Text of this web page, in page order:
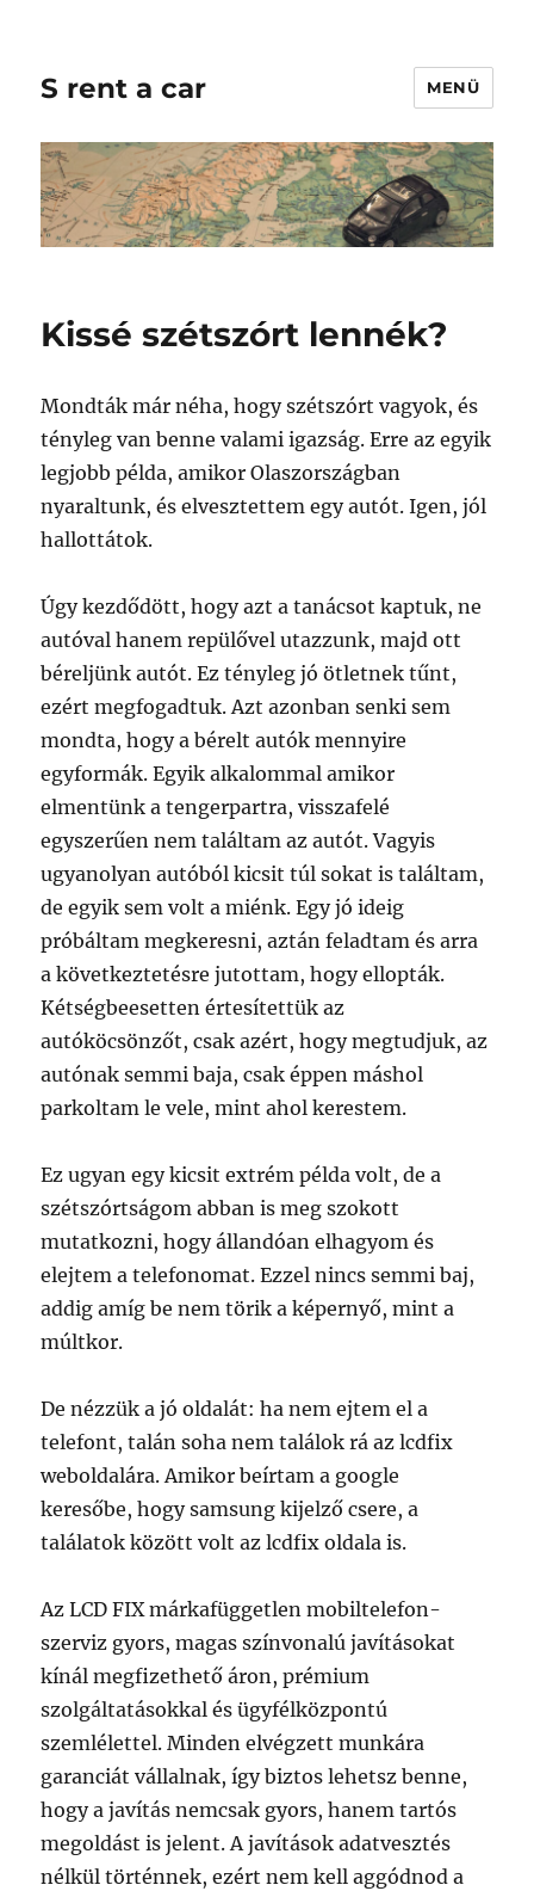
S rent a car MENÜ
Kissé szétszórt lennék?
Mondták már néha, hogy szétszórt vagyok, és
tényleg van benne valami igazság. Erre az egyik
legjobb példa, amikor Olaszországban
nyaraltunk, és elvesztettem egy autót. Igen, jól
hallottátok.
Úgy kezdődött, hogy azt a tanácsot kaptuk, ne
autóval hanem repülővel utazzunk, majd ott
béreljünk autót. Ez tényleg jó ötletnek tűnt,
ezért megfogadtuk. Azt azonban senki sem
mondta, hogy a bérelt autók mennyire
egyformák. Egyik alkalommal amikor
elmentünk a tengerpartra, visszafelé
egyszerűen nem találtam az autót. Vagyis
ugyanolyan autóból kicsit túl sokat is találtam,
de egyik sem volt a miénk. Egy jó ideig
próbáltam megkeresni, aztán feladtam és arra
a következtetésre jutottam, hogy ellopták.
Kétségbeesetten értesítettük az
autóköcsönzőt, csak azért, hogy megtudjuk, az
autónak semmi baja, csak éppen máshol
parkoltam le vele, mint ahol kerestem.
Ez ugyan egy kicsit extrém példa volt, de a
szétszórtságom abban is meg szokott
mutatkozni, hogy állandóan elhagyom és
elejtem a telefonomat. Ezzel nincs semmi baj,
addig amíg be nem törik a képernyő, mint a
múltkor.
De nézzük a jó oldalát: ha nem ejtem el a
telefont, talán soha nem találok rá az lcdfix
weboldalára. Amikor beírtam a google
keresőbe, hogy samsung kijelző csere, a
találatok között volt az lcdfix oldala is.
Az LCD FIX márkafüggetlen mobiltelefon-
szerviz gyors, magas színvonalú javításokat
kínál megfizethető áron, prémium
szolgáltatásokkal és ügyfélközpontú
szemlélettel. Minden elvégzett munkára
garanciát vállalnak, így biztos lehetsz benne,
hogy a javítás nemcsak gyors, hanem tartós
megoldást is jelent. A javítások adatvesztés
nélkül történnek, ezért nem kell aggódnod a